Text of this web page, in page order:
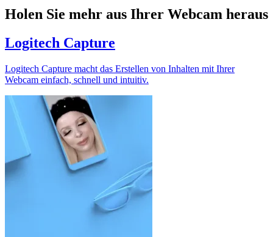
Holen Sie mehr aus Ihrer Webcam heraus
Logitech Capture
Logitech Capture macht das Erstellen von Inhalten mit Ihrer
Webcam einfach, schnell und intuitiv.